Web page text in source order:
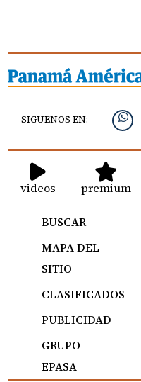
SIGUENOS EN:
videos premium
BUSCAR
MAPA DEL
SITIO
CLASIFICADOS
PUBLICIDAD
GRUPO
EPASA